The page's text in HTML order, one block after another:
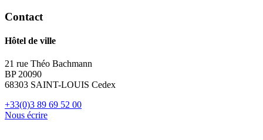
Contact
Hôtel de ville
21 rue Théo Bachmann
BP 20090
68303 SAINT-LOUIS Cedex
+33(0)3 89 69 52 00
Nous écrire